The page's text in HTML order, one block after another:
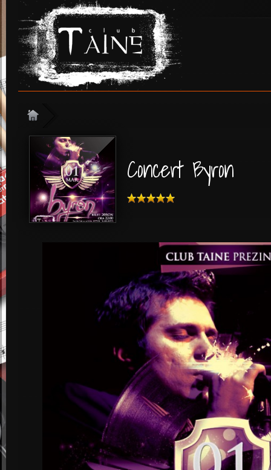
Concert Byron